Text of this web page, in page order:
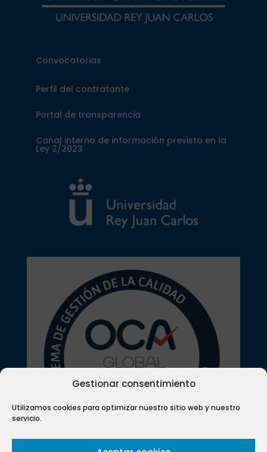
Gestionar consentimiento
Utilizamos cookies para optimizar nuestro sitio web y nuestro
servicio.
Convocatorias
Perfil del contratante
Portal de transparencia
Canal interno de información previsto en la
Ley 2/2023